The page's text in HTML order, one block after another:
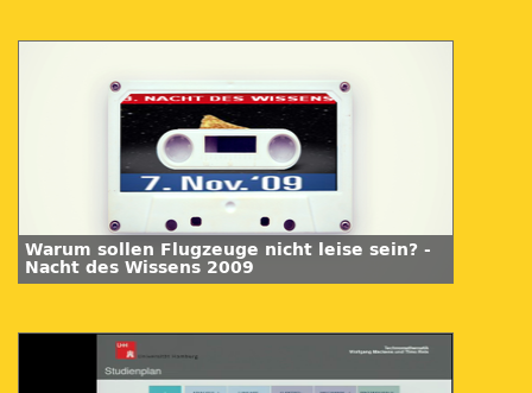
Warum sollen Flugzeuge nicht leise sein? -
Nacht des Wissens 2009